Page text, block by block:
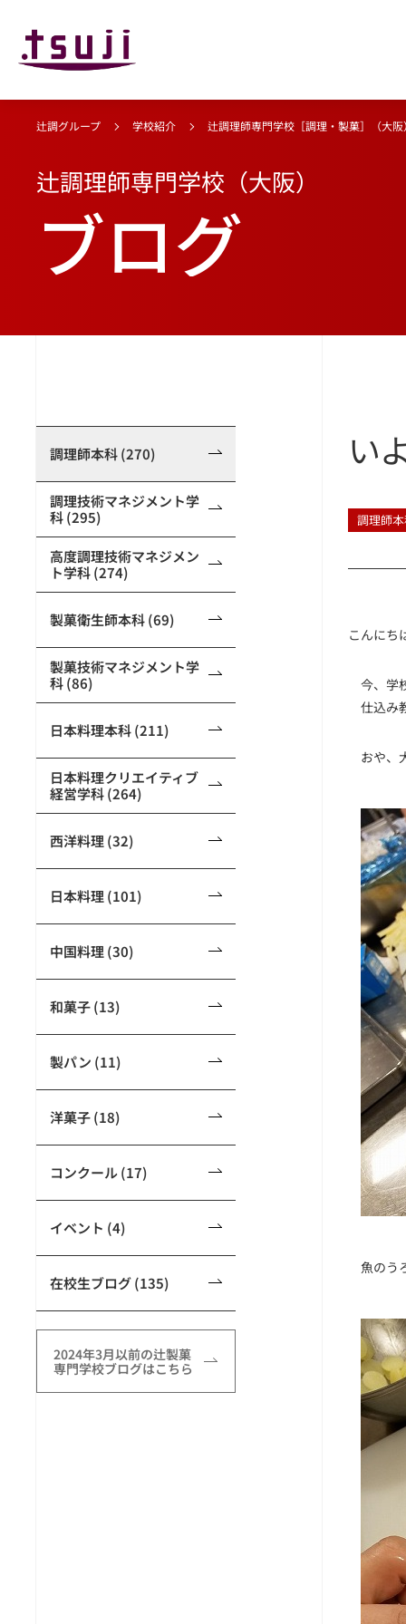
辻調グループ 学校紹介 辻調理師専門学校［調理・製菓］（大阪
辻調理師専門学校（大阪）
ブログ
調理師本科 (270)
調理技術マネジメント学
科 (295)
高度調理技術マネジメン
ト学科 (274)
製菓衛生師本科 (69)
製菓技術マネジメント学
科 (86)
日本料理本科 (211)
日本料理クリエイティブ
経営学科 (264)
西洋料理 (32)
日本料理 (101)
中国料理 (30)
和菓子 (13)
製パン (11)
洋菓子 (18)
コンクール (17)
イベント (4)
在校生ブログ (135)
2024年3月以前の辻製菓
専門学校ブログはこちら
い
調理師
こんにち
今、学
仕込み
おや、
魚のう